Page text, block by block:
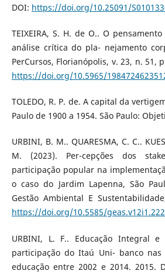
DOI: https://doi.org/10.25091/
TEIXEIRA, S. H. de O.. O
análise crítica do pla- nejamento
PerCursos, Florianópolis, v. 23, n. 51,
https://doi.org/10.5965/
TOLEDO, R. P. de. A capital da
Paulo de 1900 a 1954. São Paulo:
URBINI, B. M.. QUARESMA, C. C..
M. (2023). Per-cepções dos
participação popular na
o caso do Jardim Lapenna, São
Gestão Ambiental E
https://doi.org/10.5585/
URBINI, L. F.. Educação Integral
participação do Itaú Uni- banco
educação entre 2002 e 2014. 2015.